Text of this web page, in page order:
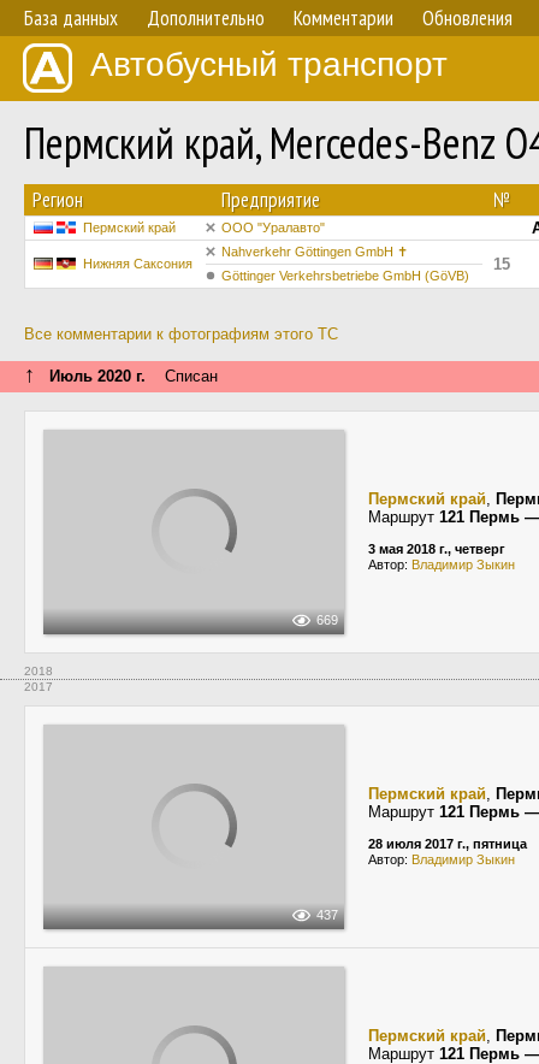
База данных Дополнительно Комментарии Обновления
Автобусный транспорт
Пермский край, Mercedes-Benz
Регион Предприятие №
Пермский край ООО "Уралавто"
Нижняя Саксония
Nahverkehr Göttingen GmbH ✝
15
Göttinger Verkehrsbetriebe GmbH (GöVB)
Все комментарии к фотографиям этого ТС
↑ Июль 2020 г. Списан
669
Пермский край,
Маршрут 121 Пермь
3 мая 2018 г., четверг
Автор: Владимир Зыкин
2018
2017
437
Пермский край,
Маршрут 121 Пермь
28 июля 2017 г., пятница
Автор: Владимир Зыкин
Пермский край,
Маршрут 121 Пермь